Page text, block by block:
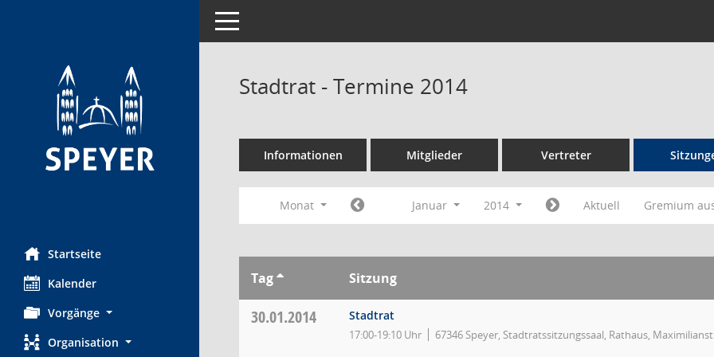
Startseite
Kalender
Vorgänge
Organisation
Toggle navigation
Stadtrat - Termine 2014
Informationen Mitglieder Vertreter
Monat Januar 2014 Aktuell Gremium
Tag Sitzung
30.01.2014 Stadtrat
17:00-19:10 Uhr 67346 Speyer, Stadtratssitzungssaal, Rathaus,